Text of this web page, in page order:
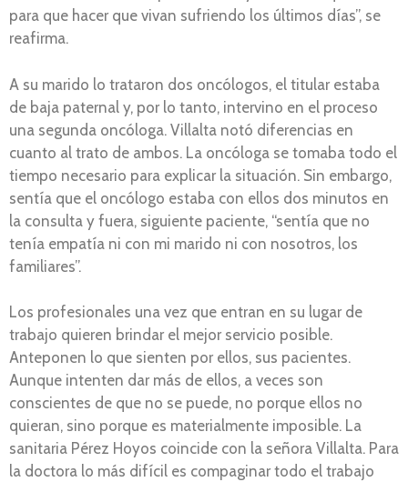
para que hacer que vivan sufriendo los últimos días”, se
reafirma.
A su marido lo trataron dos oncólogos, el titular estaba
de baja paternal y, por lo tanto, intervino en el proceso
una segunda oncóloga. Villalta notó diferencias en
cuanto al trato de ambos. La oncóloga se tomaba todo el
tiempo necesario para explicar la situación. Sin embargo,
sentía que el oncólogo estaba con ellos dos minutos en
la consulta y fuera, siguiente paciente, “sentía que no
tenía empatía ni con mi marido ni con nosotros, los
familiares”.
Los profesionales una vez que entran en su lugar de
trabajo quieren brindar el mejor servicio posible.
Anteponen lo que sienten por ellos, sus pacientes.
Aunque intenten dar más de ellos, a veces son
conscientes de que no se puede, no porque ellos no
quieran, sino porque es materialmente imposible. La
sanitaria Pérez Hoyos coincide con la señora Villalta. Para
la doctora lo más difícil es compaginar todo el trabajo